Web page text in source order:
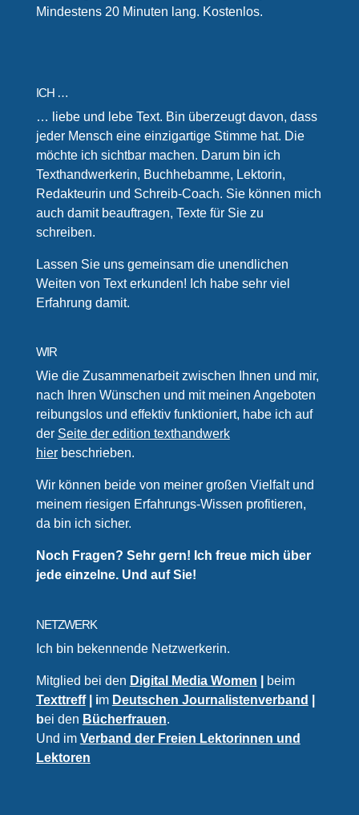
Mindestens 20 Minuten lang. Kostenlos.
ICH …
… liebe und lebe Text. Bin überzeugt davon, dass
jeder Mensch eine einzigartige Stimme hat. Die
möchte ich sichtbar machen. Darum bin ich
Texthandwerkerin, Buchhebamme, Lektorin,
Redakteurin und Schreib-Coach. Sie können mich
auch damit beauftragen, Texte für Sie zu
schreiben.
Lassen Sie uns gemeinsam die unendlichen
Weiten von Text erkunden! Ich habe sehr viel
Erfahrung damit.
WIR
Wie die Zusammenarbeit zwischen Ihnen und mir,
nach Ihren Wünschen und mit meinen Angeboten
reibungslos und effektiv funktioniert, habe ich auf
der Seite der edition texthandwerk
hierbeschrieben.
Wir können beide von meiner großen Vielfalt und
meinem riesigen Erfahrungs-Wissen profitieren,
da bin ich sicher.
Noch Fragen? Sehr gern! Ich freue mich über
jede einzelne. Und auf Sie!
NETZWERK
Ich bin bekennende Netzwerkerin.
Mitglied bei den Digital Media Women
beim
Texttreff| im Deutschen Journalistenverband
bei den Bücherfrauen.
Und im Verband der Freien Lektorinnen und
Lektoren